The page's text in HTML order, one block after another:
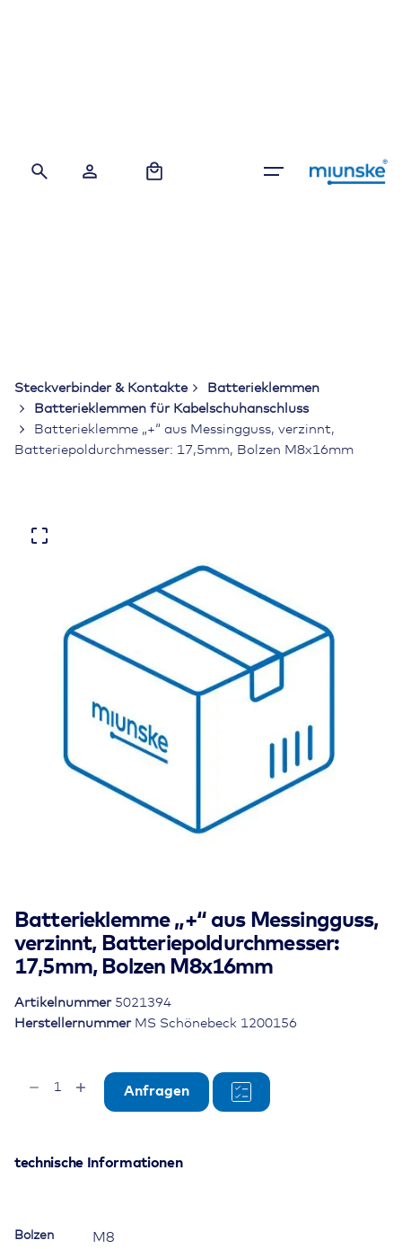
Steckverbinder & Kontakte
Batterieklemmen
Batterieklemmen für Kabelschuhanschluss
Batterieklemme „+“ aus Messingguss, verzinnt,
Batteriepoldurchmesser: 17,5mm, Bolzen M8x16mm
Batterieklemme „+“ aus Messingguss,
verzinnt, Batteriepoldurchmesser:
17,5mm, Bolzen M8x16mm
Herstellernummer MS Schönebeck 1200156
Artikelnummer 5021394
Batterieklemme
verzinnt,
M8x16mm
Anfragen
technische Informationen
Bolzen M8